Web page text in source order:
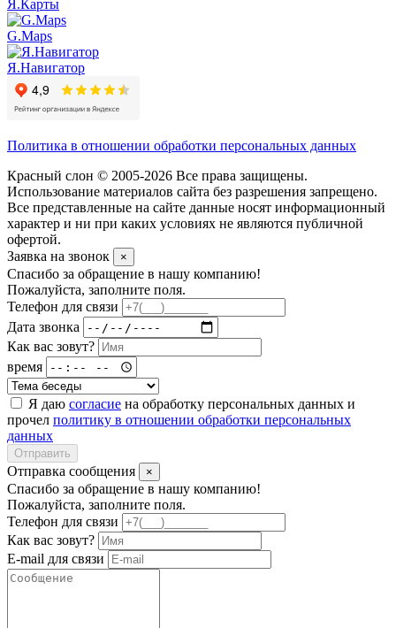
Я.Карты
G.Maps
Я.Навигатор
Политика в отношении обработки персональных данных
Красный слон © 2005-2026 Все права защищены.
Использование материалов сайта без разрешения запрещено.
Все представленные на сайте данные носят информационный
характер и ни при каких условиях не являются публичной
офертой.
Заявка на звонок
×
Спасибо за обращение в нашу компанию!
Пожалуйста, заполните поля.
Телефон для связи
Дата звонка
Как вас зовут?
время
Я даю согласие на обработку персональных данных и
прочел политику в отношении обработки персональных
данных
Отправить
Отправка сообщения ×
Спасибо за обращение в нашу компанию!
Пожалуйста, заполните поля.
Телефон для связи
Как вас зовут?
E-mail для связи